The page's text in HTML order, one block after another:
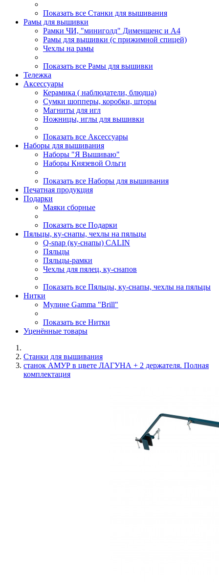
Показать все Станки для вышивания
Рамы для вышивки
Рамки ЧИ, "миниголд" Дименшенс и А4
Рамы для вышивки (с прижимной спицей)
Чехлы на рамы
Показать все Рамы для вышивки
Тележка
Аксессуары
Керамика ( наблюдатели, блюдца)
Сумки шопперы, коробки, шторы
Магниты для игл
Ножницы, иглы для вышивки
Показать все Аксессуары
Наборы для вышивания
Наборы "Я Вышиваю"
Наборы Князевой Ольги
Показать все Наборы для вышивания
Печатная продукция
Подарки
Маяки сборные
Показать все Подарки
Пяльцы, ку-снапы, чехлы на пяльцы
Q-snap (ку-снапы) CALIN
Пяльцы
Пяльцы-рамки
Чехлы для пялец, ку-снапов
Показать все Пяльцы, ку-снапы, чехлы на пяльцы
Нитки
Мулине Gamma "Brill"
Показать все Нитки
Уценённые товары
Станки для вышивания
станок АМУР в цвете ЛАГУНА + 2 держателя. Полная
комплектация